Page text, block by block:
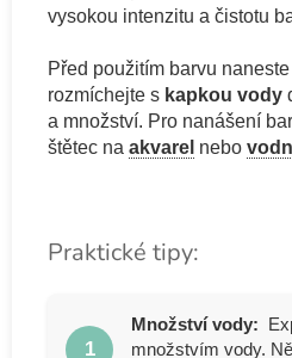
vysokou intenzitu a čistotu
Před použitím barvu
rozmíchejte s kapkou vody
a množství. Pro nanášení
štětec na akvarel nebo
Praktické tipy:
1
Množství vody:
množstvím vody.